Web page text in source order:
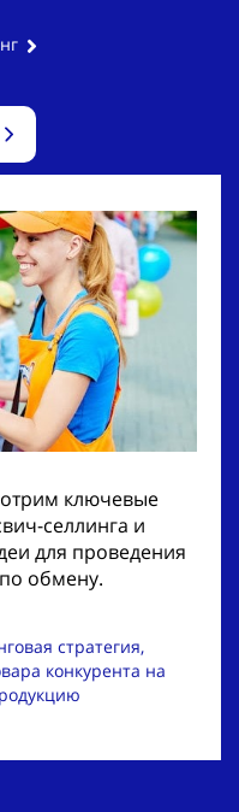
ключевые
селлинга и
для проведения
обмену.
стратегия,
конкурента на